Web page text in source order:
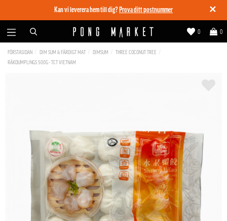
✕
Kan vi leverera hem till dig? Prova ditt postnummer
0
0
FÖRSTASIDAN DIM SUM & FÄRDIGT MAT DIMSUM
THREE COCONUT TREE
RÄKDUMPLINGS 500G - TCT VIETNAM